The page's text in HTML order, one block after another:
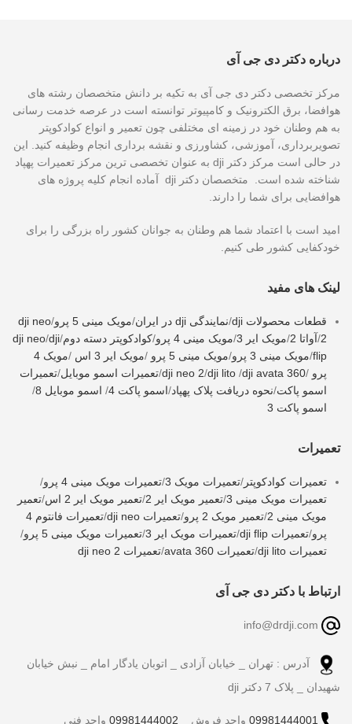
درباره دکتر دی جی آی
مرکز تخصصی دکتر دی جی آی به تکیه بر دانش متخصصان رشته های
هوافضا، برق الکترونیک و کامپیوتر توانسته است در عرصه خدمت رسانی
به هم وطنان خود در زمینه ای مختلفی چون تعمیر و انواع کوادکوپتر
تصویربرداری، آموزشی، کشاورزی و نقشه برداری انجام وظیفه کنید. این
در حالی است مرکز دکتر dji به عنوان تخصصی ترین مرکز تعمیرات پهپاد
شناخته شده است. متخصصان دکتر dji آماده انجام کلیه پروژه های
هوافضایی برای شما را دارند.
امید است با اعتماد شما هم وطنان به جوانان کشور راه بزرگی را برای
خودکفایی کشور طی کنیم.
لینک های مفید
قطعات محصولات dji /نمایندگی dji در ایران /مویک مینی 5 پرو /
dji neo
2
/آواتا 2 /مویک ایر 3 /مویک مینی 4 پرو /کوادکوپتر دسته دوم/
dji neo/dji
flip
/مویک مینی 3 پرو /مویک مینی 5 پرو /مویک ایر 3 اس /
مویک 4
پرو /
dji neo 2/dji lito /dji avata 360
/تعمیرات اسمو موبایل/تعمیرات
اسمو پاکت/نحوه دریافت پلاک پهپاد/اسمو پاکت 4 / اسمو موبایل 8
/
اسمو پاکت 3
تعمیرات
تعمیرات کوادکوپتر /تعمیرات مویک 3 /تعمیرات مویک مینی 4 پرو
/
تعمیرات مویک مینی 3
/تعمیر مویک ایر 2 /تعمیر مویک ایر 2 اس /تعمیر
مویک مینی 2
/تعمیر مویک 2 پرو /تعمیرات dji neo /
تعمیرات فانتوم 4
پرو/تعمیرات dji flip /تعمیرات مویک ایر 3 /تعمیرات مویک مینی 5 پرو
/
تعمیرات dji lito
/تعمیرات avata 360 /تعمیرات dji neo 2
ارتباط با دکتر دی جی آی
آدرس : تهران _ خیابان آزادی _ اتوبان یادگار امام _ نبش خیابان
شهیدان _ پلاک 7 دکتر dji
09981444001 واحد فروش _ 09981444002 واحد فنی